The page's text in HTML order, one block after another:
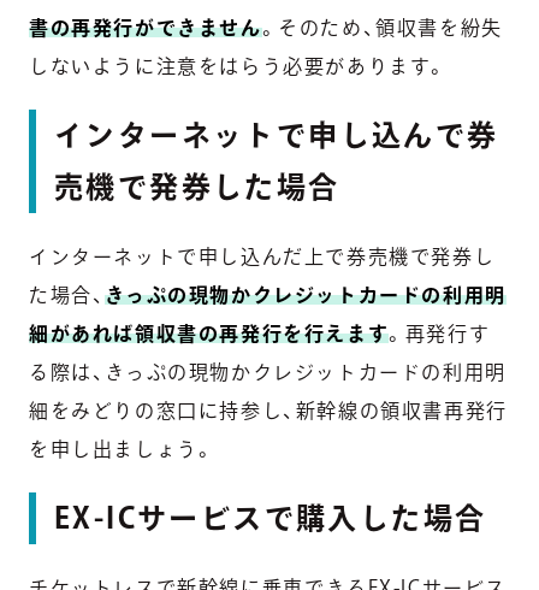
書の再発行ができません。そのため、領収書を紛失
しないように注意をはらう必要があります。
インターネットで申し込んで券
売機で発券した場合
インターネットで申し込んだ上で券売機で発券し
た場合、きっぷの現物かクレジットカードの利用明
細があれば領収書の再発行を行えます。再発行す
る際は、きっぷの現物かクレジットカードの利用明
細をみどりの窓口に持参し、新幹線の領収書再発行
を申し出ましょう。
EX-ICサービスで購入した場合